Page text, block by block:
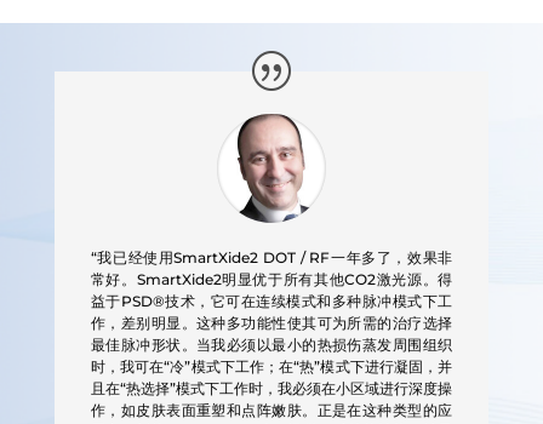
“我已经使用SmartXide2 DOT / RF一年多了，效果非
常好。SmartXide2明显优于所有其他CO2激光源。得
益于PSD®技术，它可在连续模式和多种脉冲模式下工
作，差别明显。这种多功能性使其可为所需的治疗选择
最佳脉冲形状。当我必须以最小的热损伤蒸发周围组织
时，我可在“冷”模式下工作；在“热”模式下进行凝固，并
且在“热选择”模式下工作时，我必须在小区域进行深度操
作，如皮肤表面重塑和点阵嫩肤。正是在这种类型的应